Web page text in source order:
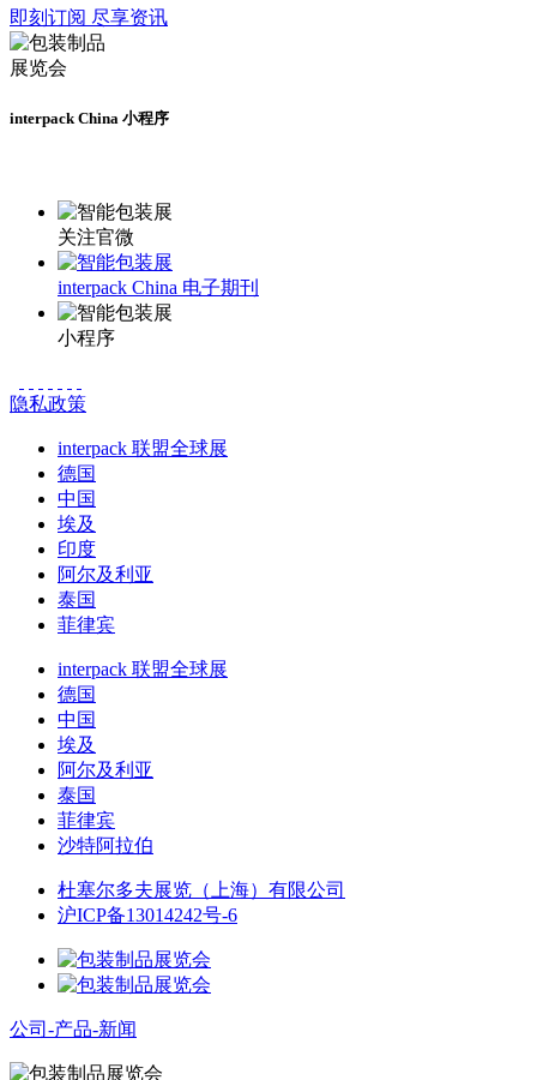
即刻订阅 尽享资讯
interpack China 小程序
关注官微
interpack China 电子期刊
小程序
隐私政策
interpack 联盟全球展
德国
中国
埃及
印度
阿尔及利亚
泰国
菲律宾
interpack 联盟全球展
德国
中国
埃及
阿尔及利亚
泰国
菲律宾
沙特阿拉伯
杜塞尔多夫展览（上海）有限公司
沪ICP备13014242号-6
公司-产品-新闻